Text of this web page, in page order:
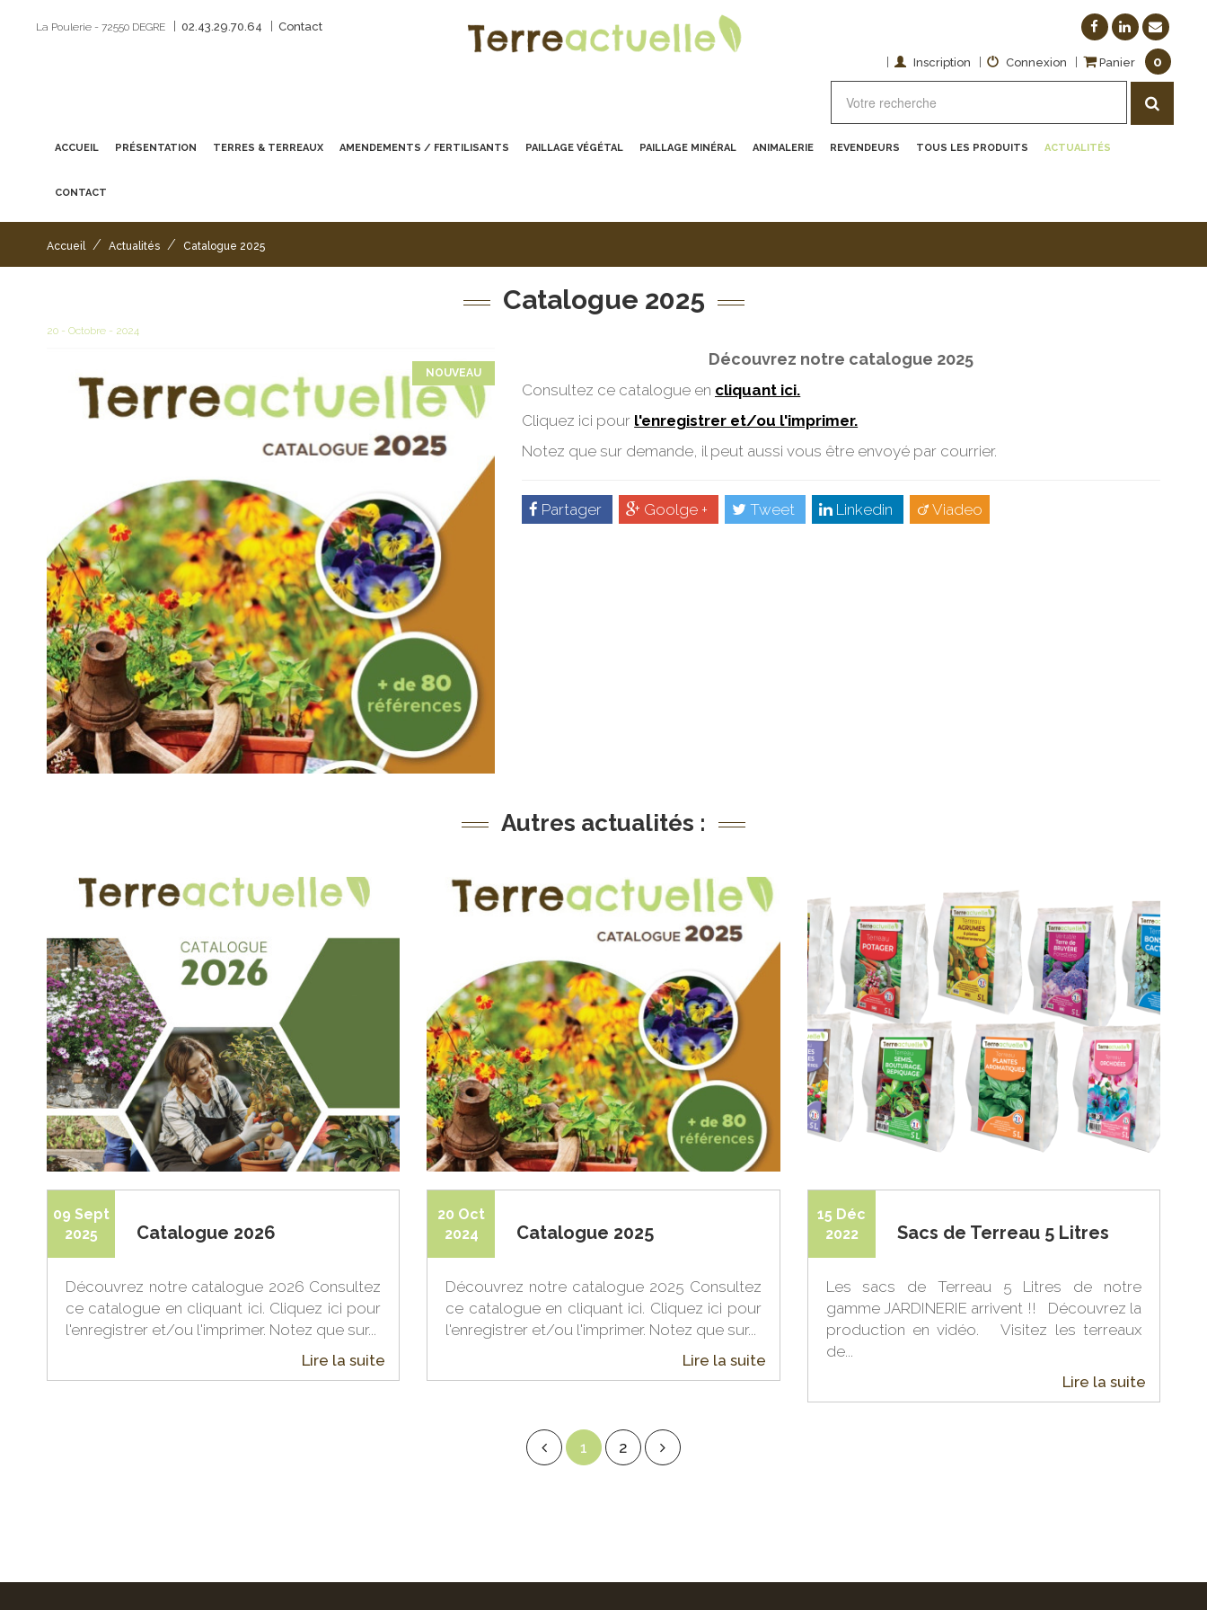
La Poulerie - 72550 DEGRE 02.43.29.70.64 Contact
Inscription Connexion Panier 0
ACCUEIL PRÉSENTATION TERRES & TERREAUX AMENDEMENTS / FERTILISANTS PAILLAGE VÉGÉTAL PAILLAGE MINÉRAL ANIMALERIE REVENDEURS TOUS LES PRODUITS ACTUALITÉS
CONTACT
Accueil / Actualités / Catalogue 2025
Catalogue 2025
20 - Octobre - 2024
NOUVEAU
Découvrez notre catalogue 2025
Consultez ce catalogue en cliquant ici.
Cliquez ici pour l'enregistrer et/ou l'imprimer.
Notez que sur demande, il peut aussi vous être envoyé par courrier.
Partager Goolge + Tweet Linkedin Viadeo
Autres actualités :
09 Sept
2025
Catalogue 2026
Découvrez notre catalogue 2026 Consultez
ce catalogue en cliquant ici. Cliquez ici pour
l'enregistrer et/ou l'imprimer. Notez que sur...
Lire la suite
20 Oct
2024
Catalogue 2025
Découvrez notre catalogue 2025 Consultez
ce catalogue en cliquant ici. Cliquez ici pour
l'enregistrer et/ou l'imprimer. Notez que sur...
Lire la suite
15 Déc
2022
Sacs de Terreau 5 Litres
Les sacs de Terreau 5 Litres de notre
gamme JARDINERIE arrivent !! Découvrez la
production en vidéo. Visitez les terreaux
de...
Lire la suite
1 2